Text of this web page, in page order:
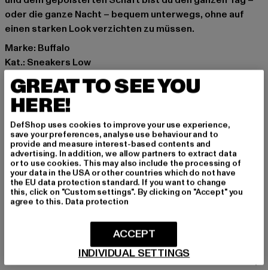
oder die ganze Nacht – bequem unterwegs, ohne auf
einen starken Look verzichten zu müssen.
Marke: Buffalo
Kat.: Sneakers Low
Farbe: silberfarben
Hersteller Farbe: silver
Obermaterial: sonstiges Material
Innenfutter: Textil
Art.Nr: 1620039-00473
Hersteller: Buffalo Boots GmbH |service-de@buffalo-
boots.com
Schanzenstraße 41 | 51063 Köln | DE
GRÖSSE & PASSFORM
PFLEGEHINWEISE
GREAT TO SEE YOU
HERE!
DefShop uses cookies to improve your use experience,
save your preferences, analyse use behaviour and to
provide and measure interest-based contents and
advertising. In addition, we allow partners to extract data
or to use cookies. This may also include the processing of
your data in the USA or other countries which do not have
the EU data protection standard. If you want to change
this, click on "Custom settings". By clicking on "Accept" you
agree to this. Data protection
INDIVIDUAL SETTINGS
ACCEPT